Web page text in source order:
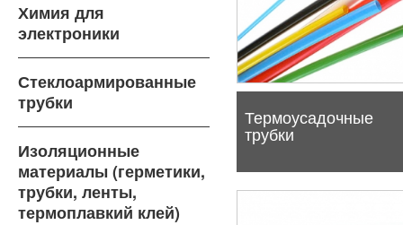
Химия для
электроники
Стеклоармированные
трубки
Изоляционные
материалы (герметики,
трубки, ленты,
термоплавкий клей)
Термоусадочные
трубки